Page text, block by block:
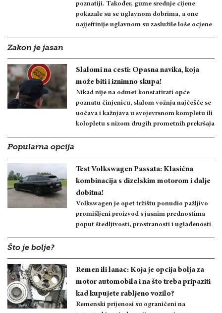
poznatiji. Također, gume srednje cijene
pokazale su se uglavnom dobrima, a one
najjeftinije uglavnom su zaslužile loše ocjene
Zakon je jasan
Slalomi na cesti: Opasna navika, koja
može biti i iznimno skupa!
Nikad nije na odmet konstatirati opće
poznatu činjenicu, slalom vožnja najčešće se
uočava i kažnjava u svojevrsnom kompletu ili
kolopletu s nizom drugih prometnih prekršaja
Popularna opcija
Test Volkswagen Passata: Klasična
kombinacija s dizelskim motorom i dalje
dobitna!
Volkswagen je opet tržištu ponudio pažljivo
promišljeni proizvod s jasnim prednostima
poput štedljivosti, prostranosti i uglađenosti
Što je bolje?
Remen ili lanac: Koja je opcija bolja za
motor automobila i na što treba pripaziti
kad kupujete rabljeno vozilo?
Remenski prijenosi su ograničeni na